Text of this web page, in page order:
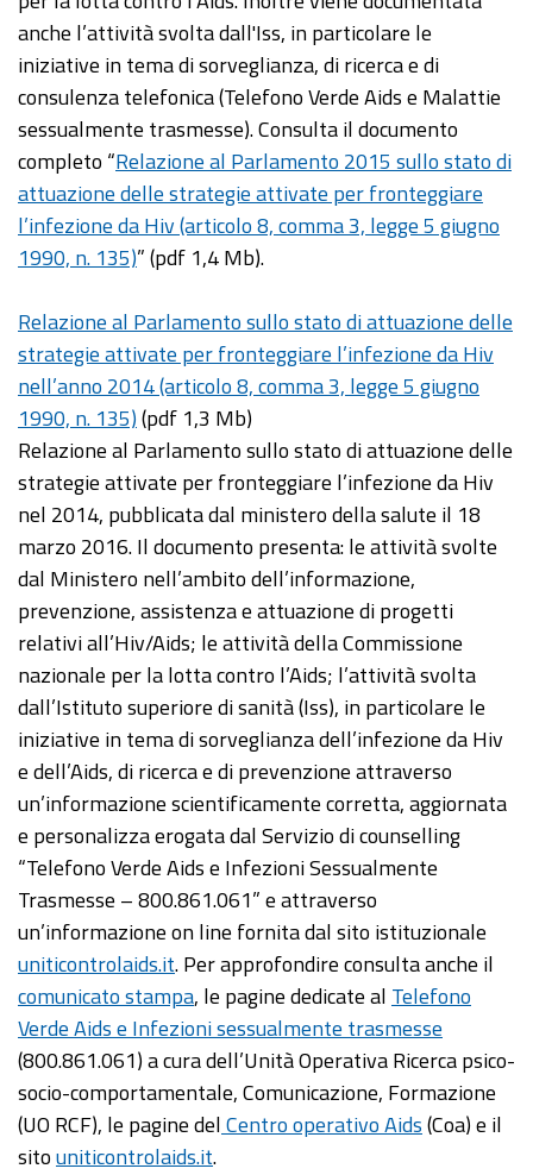
anche l’attività svolta dall'Iss, in particolare le
iniziative in tema di sorveglianza, di ricerca e di
consulenza telefonica (Telefono Verde Aids e Malattie
sessualmente trasmesse). Consulta il documento
completo “Relazione al Parlamento 2015 sullo stato di
attuazione delle strategie attivate per fronteggiare
l’infezione da Hiv (articolo 8, comma 3, legge 5 giugno
1990, n. 135)” (pdf 1,4 Mb).
Relazione al Parlamento sullo stato di attuazione delle
strategie attivate per fronteggiare l’infezione da Hiv
nell’anno 2014 (articolo 8, comma 3, legge 5 giugno
1990, n. 135)(pdf 1,3 Mb)
Relazione al Parlamento sullo stato di attuazione delle
strategie attivate per fronteggiare l’infezione da Hiv
nel 2014, pubblicata dal ministero della salute il 18
marzo 2016. Il documento presenta: le attività svolte
dal Ministero nell’ambito dell’informazione,
prevenzione, assistenza e attuazione di progetti
relativi all’Hiv/Aids; le attività della Commissione
nazionale per la lotta contro l’Aids; l’attività svolta
dall’Istituto superiore di sanità (Iss), in particolare le
iniziative in tema di sorveglianza dell’infezione da Hiv
e dell’Aids, di ricerca e di prevenzione attraverso
un’informazione scientificamente corretta, aggiornata
e personalizza erogata dal Servizio di counselling
“Telefono Verde Aids e Infezioni Sessualmente
Trasmesse – 800.861.061” e attraverso
un’informazione on line fornita dal sito istituzionale
uniticontrolaids.it. Per approfondire consulta anche il
comunicato stampa, le pagine dedicate al Telefono
Verde Aids e Infezioni sessualmente trasmesse
(800.861.061) a cura dell’Unità Operativa Ricerca psico-
socio-comportamentale, Comunicazione, Formazione
(UO RCF), le pagine delCentro operativo Aids(Coa) e il
sitouniticontrolaids.it.